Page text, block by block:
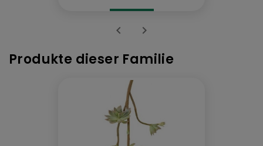
 
Produkte dieser Familie